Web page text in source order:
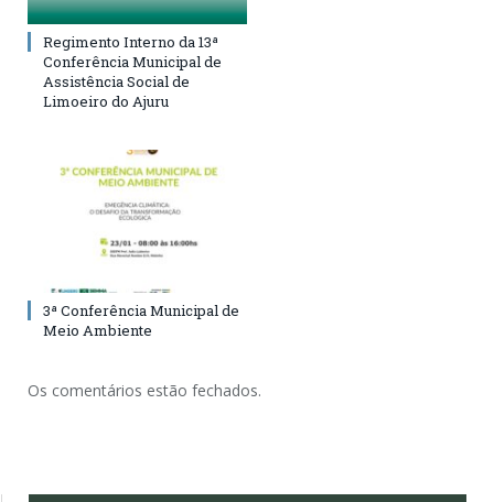
Regimento Interno da 13ª
Conferência Municipal de
Assistência Social de
Limoeiro do Ajuru
3ª Conferência Municipal de
Meio Ambiente
Os comentários estão fechados.